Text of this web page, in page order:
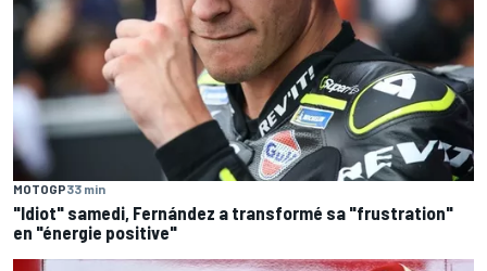
MOTOGP33 min
"Idiot" samedi, Fernández a transformé sa "frustration"
en "énergie positive"